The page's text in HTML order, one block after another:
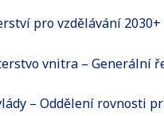
pro vzdělávání 2030+
vnitra – Generální
– Oddělení rovnosti